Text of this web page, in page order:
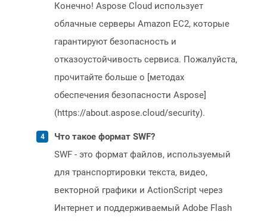
Конечно! Aspose Cloud использует
облачные серверы Amazon EC2, которые
гарантируют безопасность и
отказоустойчивость сервиса. Пожалуйста,
прочитайте больше о [методах
обеспечения безопасности Aspose]
(https://about.aspose.cloud/security).
Что такое формат SWF?
SWF - это формат файлов, используемый
для транспортировки текста, видео,
векторной графики и ActionScript через
Интернет и поддерживаемый Adobe Flash